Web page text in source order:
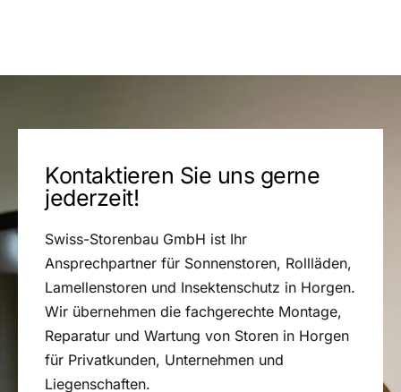
Kontaktieren Sie uns gerne
jederzeit!
Swiss-Storenbau GmbH ist Ihr
Ansprechpartner für Sonnenstoren, Rollläden,
Lamellenstoren und Insektenschutz in Horgen.
Wir übernehmen die fachgerechte Montage,
Reparatur und Wartung von Storen in Horgen
für Privatkunden, Unternehmen und
Liegenschaften.